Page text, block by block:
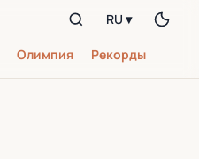
Олимпия Рекорды
RU ▾